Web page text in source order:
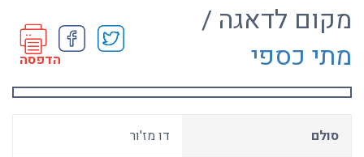
מקום לדאגה /
מתי כספי
הדפסה
סולם דו מז'ור